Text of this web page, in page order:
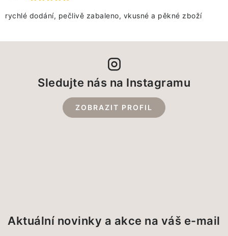
rychlé dodání, pečlivě zabaleno, vkusné a pěkné zboží
Sledujte nás na Instagramu
ZOBRAZIT PROFIL
Aktuální novinky a akce na váš e-mail